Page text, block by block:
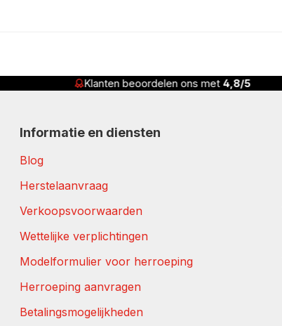
Klanten beoordelen ons met 4,8/5
Informatie en diensten
Blog
Herstelaanvraag
Verkoopsvoorwaarden
Wettelijke verplichtingen
Modelformulier voor herroeping
Herroeping aanvragen
Betalingsmogelijkheden